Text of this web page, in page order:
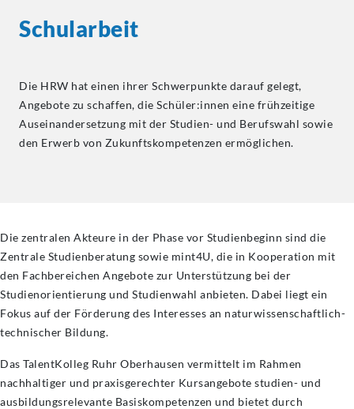
Schularbeit
Die HRW hat einen ihrer Schwerpunkte darauf gelegt,
Angebote zu schaffen, die Schüler:innen eine frühzeitige
Auseinandersetzung mit der Studien- und Berufswahl sowie
den Erwerb von Zukunftskompetenzen ermöglichen.
Die zentralen Akteure in der Phase vor Studienbeginn sind die
Zentrale Studienberatung sowie mint4U, die in Kooperation mit
den Fachbereichen Angebote zur Unterstützung bei der
Studienorientierung und Studienwahl anbieten. Dabei liegt ein
Fokus auf der Förderung des Interesses an naturwissenschaftlich-
technischer Bildung.
Das TalentKolleg Ruhr Oberhausen vermittelt im Rahmen
nachhaltiger und praxisgerechter Kursangebote studien- und
ausbildungsrelevante Basiskompetenzen und bietet durch